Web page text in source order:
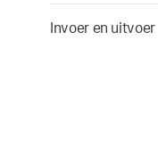
Invoer en uitvoer